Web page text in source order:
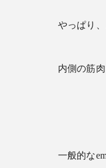
やっぱり
内側の筋
一般的な